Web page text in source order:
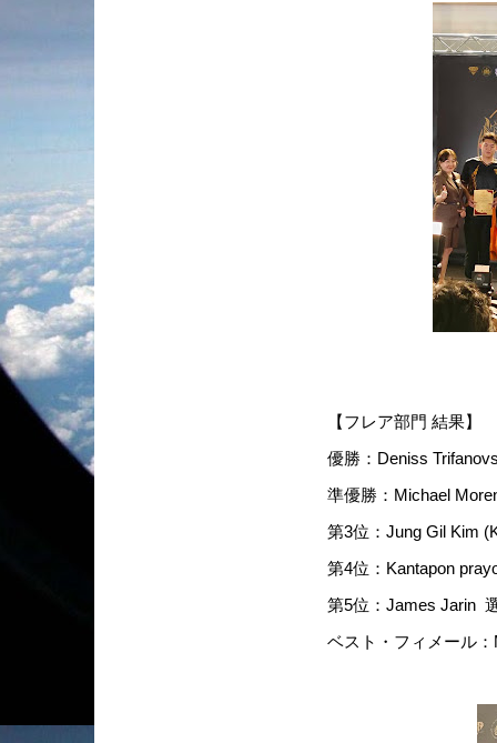
【フレア部門 結果】
優勝：Deniss
準優勝：Michael
第3位：Jung Gil Kim
第4位：Kantapon
第5位：James Jarin
ベスト・フィメール